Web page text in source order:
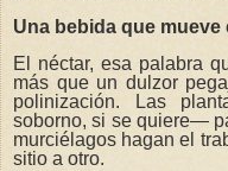
Una bebida que mueve
El néctar, esa palabra
más que un dulzor
polinización. Las
soborno, si se quiere—
murciélagos hagan el
sitio a otro.